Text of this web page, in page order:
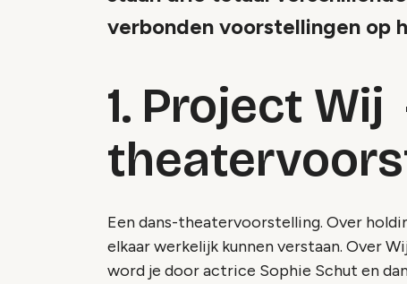
verbonden voorstellingen op
1. Project
Een dans-theatervoorstelling. Over
elkaar werkelijk kunnen verstaan. Over
word je door actrice Sophie Schut en